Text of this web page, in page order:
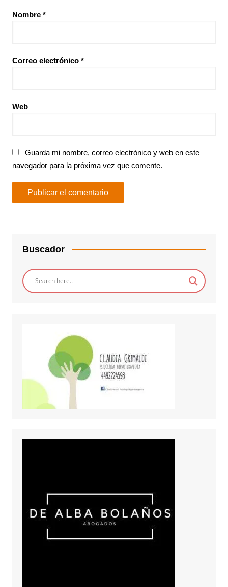
Nombre *
Correo electrónico *
Web
Guarda mi nombre, correo electrónico y web en este
navegador para la próxima vez que comente.
Buscador